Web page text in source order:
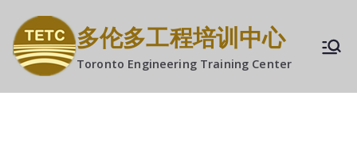
多伦多工程培训中心
Toronto Engineering Training Center